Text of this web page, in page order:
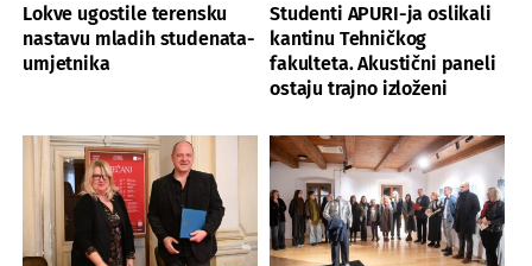
Lokve ugostile terensku
nastavu mladih studenata-
umjetnika
Studenti APURI-ja oslikali
kantinu Tehničkog
fakulteta. Akustični paneli
ostaju trajno izloženi